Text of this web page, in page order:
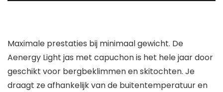
Maximale prestaties bij minimaal gewicht. De
Aenergy Light jas met capuchon is het hele jaar door
geschikt voor bergbeklimmen en skitochten. Je
draagt ze afhankelijk van de buitentemperatuur en